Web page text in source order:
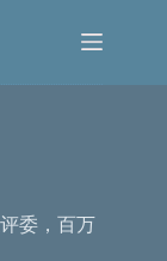
委，百万